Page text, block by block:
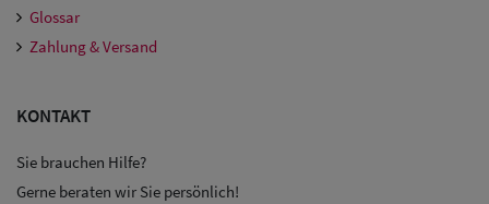
Glossar
Zahlung & Versand
KONTAKT
Sie brauchen Hilfe?
Gerne beraten wir Sie persönlich!